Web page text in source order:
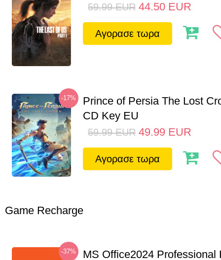
59.99 EUR 44.50 EUR
Αγορασε τωρα
-17%
Prince of Persia The Lost
CD Key EU
59.99 EUR 49.99 EUR
Αγορασε τωρα
Game Recharge
-37% MS Office2024 Professional